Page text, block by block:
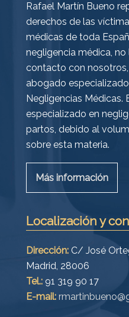
Rafael Martín Bueno
derechos de las
médicas de toda
negligencia médica,
contacto con
abogado
Negligencias Médicas.
especializado en
partos, debido al
sobre esta materia.
Más información
Localización y
Dirección: C/ José
Madrid, 28006
Tel.: 91 319 90 17
E-mail: